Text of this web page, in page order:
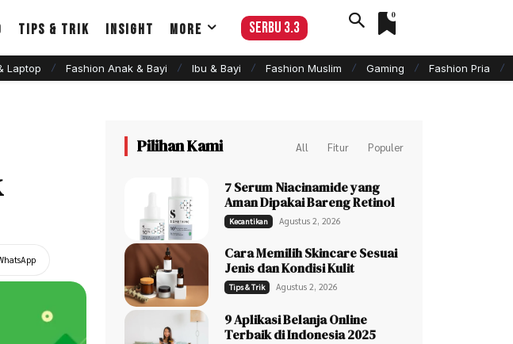
Tips & Trik Insight More serbu 3.3
0
Laptop Fashion Anak & Bayi Ibu & Bayi Fashion Muslim Gaming Fashion Pria
Pilihan Kami All Fitur Populer
7 Serum Niacinamide yang
Aman Dipakai Bareng Retinol
Kecantikan Agustus 2, 2026
Cara Memilih Skincare Sesuai
Jenis dan Kondisi Kulit
Tips & Trik Agustus 2, 2026
9 Aplikasi Belanja Online
Terbaik di Indonesia 2025